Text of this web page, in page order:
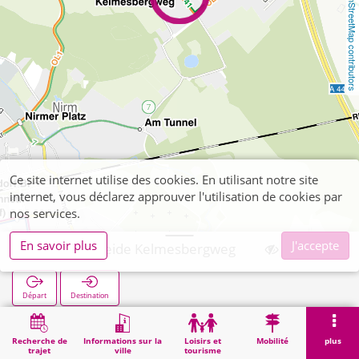
OpenStreetMap contributors
Recherche de
trajet
Informations sur la
ville
Loisirs et
tourisme
Mobilité plus
Verlautenheide Kelmesbergweg
Départ Destination
Démarrage Verlautenheide Kelmesbergweg
Ce site internet utilise des cookies. En utilisant notre site
internet, vous déclarez approuver l'utilisation de cookies par
nos services.
En savoir plus
J'accepte